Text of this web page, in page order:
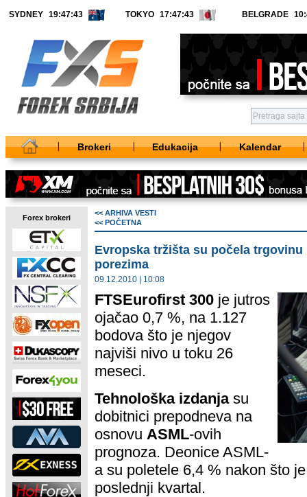
SYDNEY TOKYO BELGRADE
Brokeri Edukacija Kalendar
Forex brokeri
<< ARHIVA VESTI
<< POČETNA
Evropska tržišta su počela
porezima
09.12.2010 | 10:08
FTSEurofirst 300 je jutros
ojačao 0,7 %, na 1.127
bodova što je njegov
najviši nivo u toku 26
meseci.
Tehnološka izdanjasu
dobitnici prepodneva na
osnovu ASML-ovih
prognoza. Deonice ASML-
a su poletele 6,4 % nakon što
poslednji kvartal.